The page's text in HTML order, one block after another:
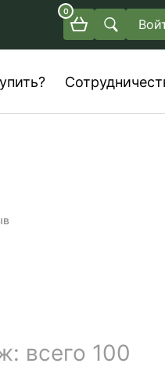
0
всего 100